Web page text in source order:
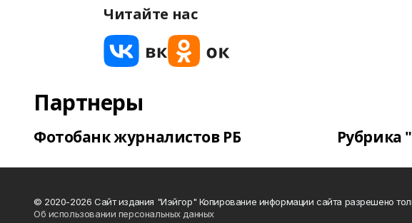
Читайте нас
Партнеры
Фотобанк журналистов РБ Рубрика
© 2020-2026 Сайт издания "Иэйгор" Копирование информации сайта разрешено
Об использовании персональных данных